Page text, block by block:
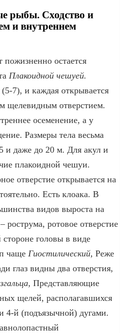
рыбы. Сходство и
и внутреннем
остается
Плакоидной чешуей.
7), и каждая открывается
щелевидным от­верстием.
осеменение, а у
Размеры тела весьма
и даже до 20 м. Для акул и
плакоидной чешуи.
отверстие открывается на
Есть клоака. В
видов выроста на
рострума, ротовое отверстие
головы в виде
чаще Гиостилический, Реже
глаз видны два отверстия,
Представляющие
щелей, располагавшихся
4-й (подъязычной) дугами.